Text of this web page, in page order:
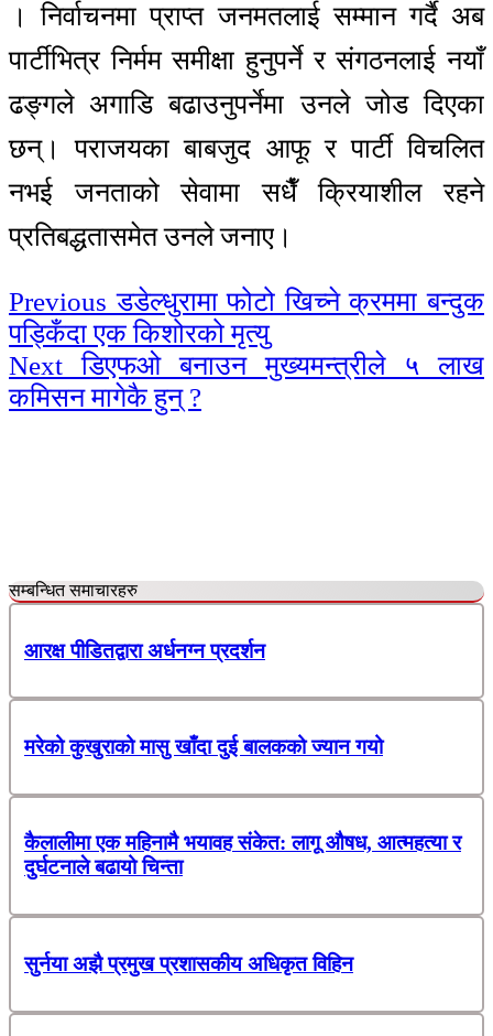
। निर्वाचनमा प्राप्त जनमतलाई सम्मान गर्दै अब
पार्टीभित्र निर्मम समीक्षा हुनुपर्ने र संगठनलाई नयाँ
ढङ्गले अगाडि बढाउनुपर्नेमा उनले जोड दिएका
छन्। पराजयका बाबजुद आफू र पार्टी विचलित
नभई जनताको सेवामा सधैँ क्रियाशील रहने
प्रतिबद्धतासमेत उनले जनाए।
Continue
Reading
Previous डडेल्धुरामा फोटो खिच्ने क्रममा बन्दुक
पड्किँदा एक किशोरको मृत्यु
Next डिएफओ बनाउन मुख्यमन्त्रीले ५ लाख
कमिसन मागेकै हुन् ?
सम्बन्धित समाचारहरु
आरक्ष पीडितद्वारा अर्धनग्न प्रदर्शन
मरेको कुखुराको मासु खाँदा दुई बालकको ज्यान गयो
कैलालीमा एक महिनामै भयावह संकेत: लागू औषध, आत्महत्या र
दुर्घटनाले बढायो चिन्ता
सुर्नया अझै प्रमुख प्रशासकीय अधिकृत विहिन